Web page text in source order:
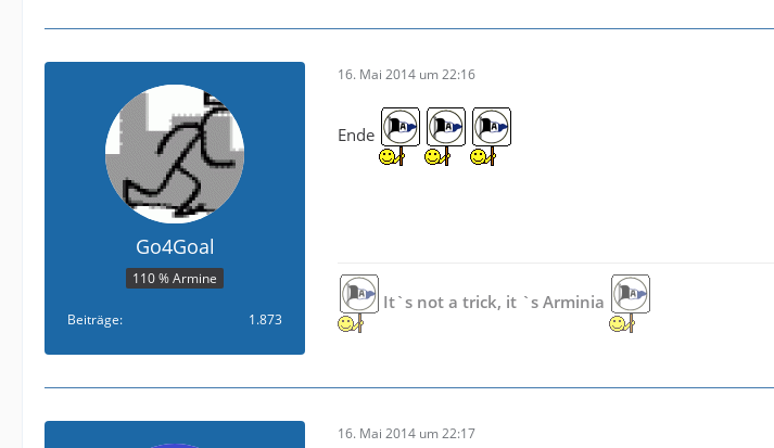
Go4Goal
110 % Armine
Beiträge 1.873
16. Mai 2014 um 22:16
Ende
It`s not a trick, it `s Arminia
16. Mai 2014 um 22:17